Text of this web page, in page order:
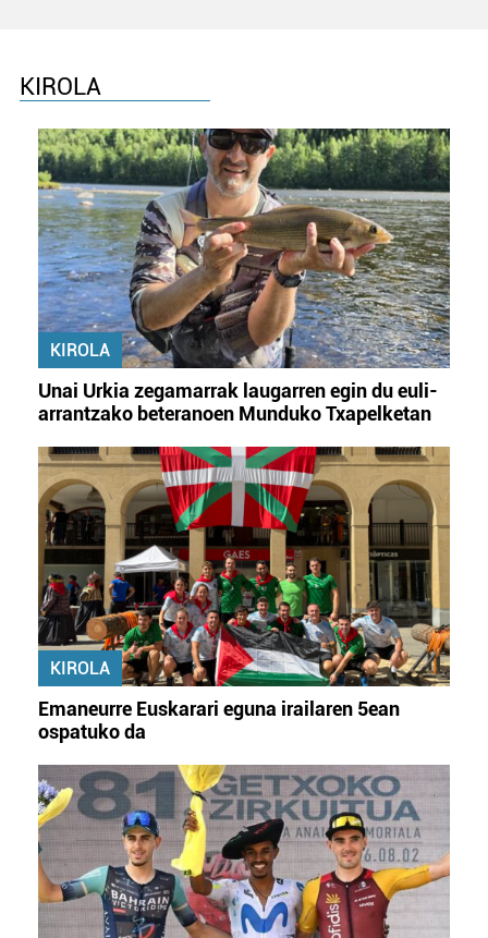
KIROLA
KIROLA
Unai Urkia zegamarrak laugarren egin du euli-
arrantzako beteranoen Munduko Txapelketan
KIROLA
Emaneurre Euskarari eguna irailaren 5ean
ospatuko da